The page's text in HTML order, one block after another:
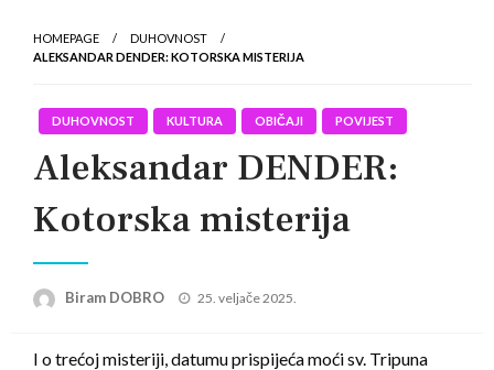
HOMEPAGE
DUHOVNOST
ALEKSANDAR DENDER: KOTORSKA MISTERIJA
DUHOVNOST KULTURA OBIČAJI POVIJEST
Aleksandar DENDER:
Kotorska misterija
Biram DOBRO
Posted
25. veljače 2025.
I o trećoj misteriji, datumu prispijeća moći sv. Tripuna